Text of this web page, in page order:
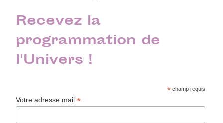
Recevez la
programmation de
l'Univers !
* champ requis
Votre adresse mail*